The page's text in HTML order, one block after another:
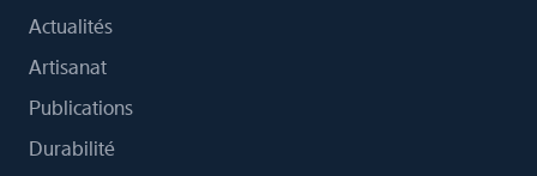
Actualités
Artisanat
Publications
Durabilité